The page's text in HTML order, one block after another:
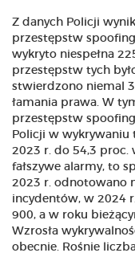
Z danych Policji
przestępstw
wykryto niespełna
przestępstw tych
stwierdzono niemal
łamania prawa. W
przestępstw
Policji w wykrywaniu
2023 r. do 54,3 proc.
fałszywe alarmy, to
2023 r. odnotowano
incydentów, w 2024
900, a w roku
Wzrosła
obecnie. Rośnie